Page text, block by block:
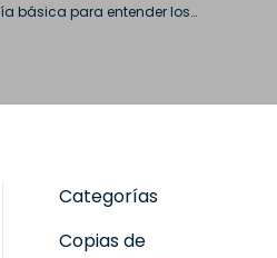
básica para entender los…
Categorías
Copias de